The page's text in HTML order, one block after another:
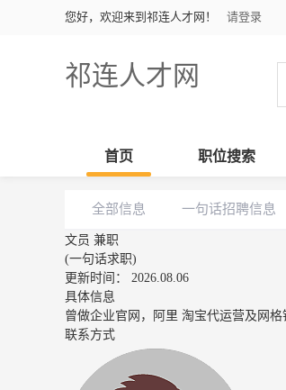
您好，欢迎来到祁连人才网！ 请登录
祁连人才网
首页 职位搜索
全部信息 一句话招聘信息
文员 兼职
(一句话求职)
更新时间： 2026.08.06
具体信息
曾做企业官网，阿里 淘宝代运营及网格
联系方式